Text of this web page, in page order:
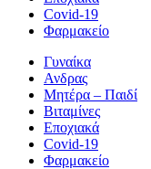
Covid-19
Φαρμακείο
Γυναίκα
Ανδρας
Μητέρα – Παιδί
Βιταμίνες
Εποχιακά
Covid-19
Φαρμακείο